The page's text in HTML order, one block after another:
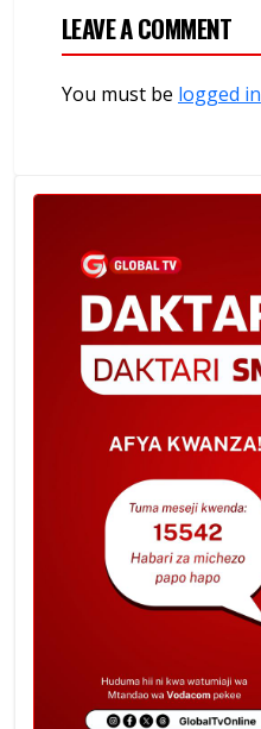
LEAVE A COMMENT
You must be logged in